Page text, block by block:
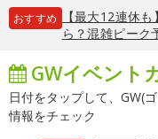
おすすめ
【最大12連休
ら？混雑ピーク
GWイベント
日付をタップして、GW(
情報をチェック